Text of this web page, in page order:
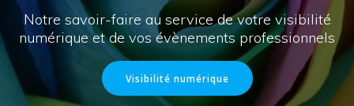
Notre savoir-faire au service de votre visibilité
numérique et de vos évènements professionnels
Visibilité numérique